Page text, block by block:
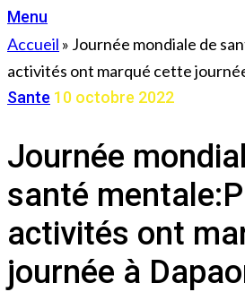
Menu
Accueil » Journée mondiale de
activités ont marqué cette
Sante 10 octobre 2022
Journée
santé
activités ont
journée à